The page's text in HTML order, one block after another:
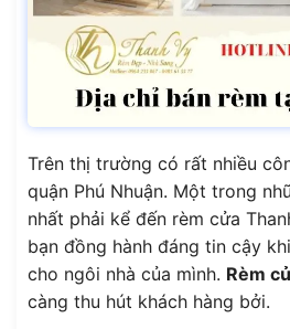
Trên thị trường có rất nhiều
quận Phú Nhuận. Một trong
nhất phải kể đến rèm cửa
bạn đồng hành đáng tin cậy
cho ngôi nhà của mình. Rèm
càng thu hút khách hàng bởi.